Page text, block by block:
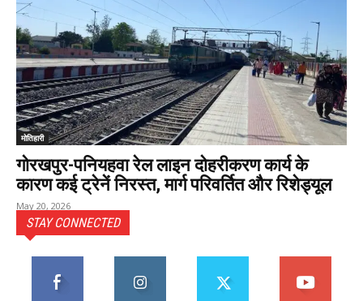
मोतिहारी
गोरखपुर-पनियहवा रेल लाइन दोहरीकरण कार्य के
कारण कई ट्रेनें निरस्त, मार्ग परिवर्तित और रिशेड्यूल
May 20, 2026
STAY CONNECTED